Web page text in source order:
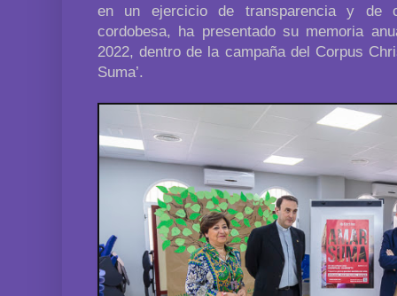
en un ejercicio de transparencia y de
cordobesa, ha presentado su memoria
2022, dentro de la campaña del Corpus
Suma’.